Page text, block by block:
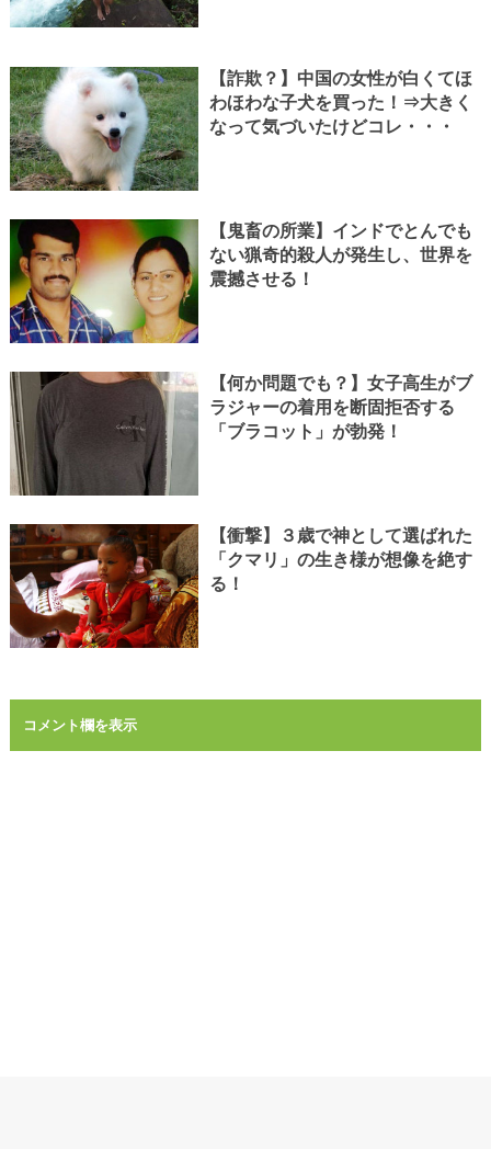
【詐欺？】中国の女性が白くてほ
わほわな子犬を買った！⇒大きく
なって気づいたけどコレ・・・
【鬼畜の所業】インドでとんでも
ない猟奇的殺人が発生し、世界を
震撼させる！
【何か問題でも？】女子高生がブ
ラジャーの着用を断固拒否する
「ブラコット」が勃発！
【衝撃】３歳で神として選ばれた
「クマリ」の生き様が想像を絶す
る！
コメント欄を表示